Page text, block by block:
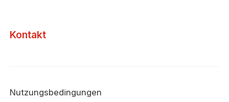
Kontakt
Nutzungsbedingungen